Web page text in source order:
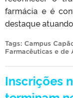
farmácia e é
destaque
Tags: Campus
Farmacêuticas e de
Inscrições